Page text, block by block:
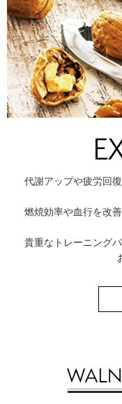
代謝アップや疲労回
燃焼効率や血行を改
貴重なトレーニング